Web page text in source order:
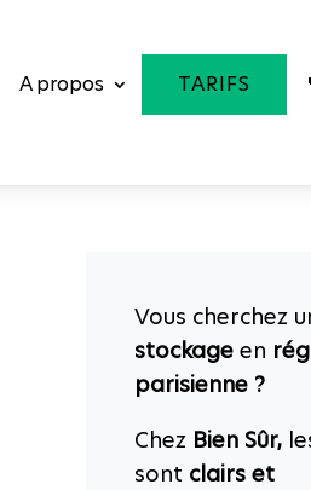
A propos TARIFS
Vous cherchez
stockage en
parisienne ?
Chez Bien Sûr,
sont clairs et